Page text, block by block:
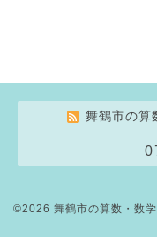
舞鶴市の
©2026 舞鶴市の算数・数